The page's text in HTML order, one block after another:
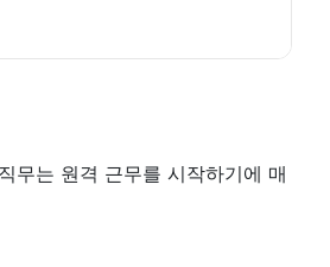
무는 원격 근무를 시작하기에 매